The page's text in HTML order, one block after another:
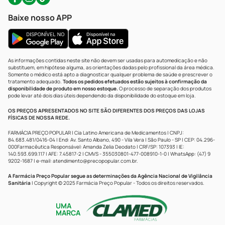
Baixe nosso APP
As informações contidas neste site não devem ser usadas para automedicação e não
substituem, em hipótese alguma, as orientações dadas pelo profissional da área médica.
Somente o médico está apto a diagnosticar qualquer problema de saúde e prescrever o
tratamento adequado. Todos os pedidos efetuados estão sujeitos à confirmação da
disponibilidade de produto em nosso estoque.O processo de separação dos produtos
pode levar até dois dias úteis dependendo da disponibilidade do estoque em loja.
OS PREÇOS APRESENTADOS NO SITE SÃO DIFERENTES DOS PREÇOS DAS LOJAS
FÍSICAS DE NOSSA REDE.
FARMÁCIA PREÇO POPULAR | Cia Latino Americana de Medicamentos | CNPJ:
84.683.481/0416-04 | End: Av. Santo Albano, 490 - Vila Vera | São Paulo - SP | CEP: 04.296-
000Farmacêutica Responsável: Amanda Zelia Deodato | CRF/SP: 107393 | IE:
140.593.699.117 | AFE: 7.45817-2 | CMVS - 355030801-477-008910-1-0 | WhatsApp: (47) 9
9202-1687 | e-mail: atendimento@precopopular.com.br.
A Farmácia Preço Popular segue as determinações da Agência Nacional de Vigilância
Sanitária | Copyright © 2025 Farmácia Preço Popular - Todos os direitos reservados.
UMA
MARCA